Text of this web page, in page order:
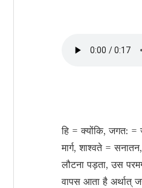
हि = क्योंकि, जगत:
मार्ग, शाश्वते =
लौटना पड़ता, उस
वापस आता है अर्थात्